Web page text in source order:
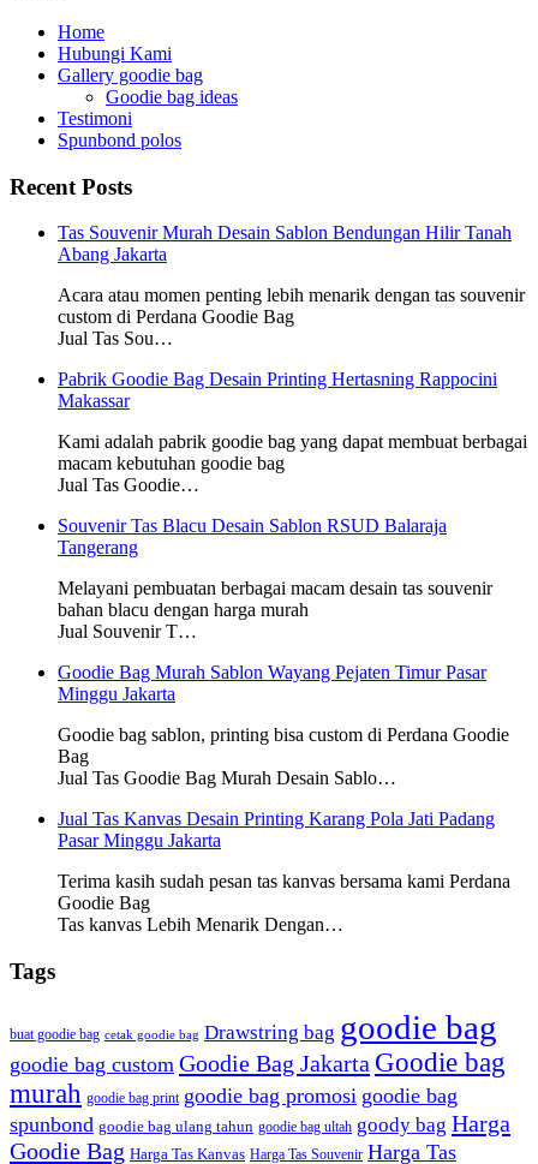
Home
Hubungi Kami
Gallery goodie bag
Goodie bag ideas
Testimoni
Spunbond polos
Recent Posts
Tas Souvenir Murah Desain Sablon Bendungan Hilir Tanah
Abang Jakarta
Acara atau momen penting lebih menarik dengan tas souvenir
custom di Perdana Goodie Bag
Jual Tas Sou…
Pabrik Goodie Bag Desain Printing Hertasning Rappocini
Makassar
Kami adalah pabrik goodie bag yang dapat membuat berbagai
macam kebutuhan goodie bag
Jual Tas Goodie…
Souvenir Tas Blacu Desain Sablon RSUD Balaraja
Tangerang
Melayani pembuatan berbagai macam desain tas souvenir
bahan blacu dengan harga murah
Jual Souvenir T…
Goodie Bag Murah Sablon Wayang Pejaten Timur Pasar
Minggu Jakarta
Goodie bag sablon, printing bisa custom di Perdana Goodie
Bag
Jual Tas Goodie Bag Murah Desain Sablo…
Jual Tas Kanvas Desain Printing Karang Pola Jati Padang
Pasar Minggu Jakarta
Terima kasih sudah pesan tas kanvas bersama kami Perdana
Goodie Bag
Tas kanvas Lebih Menarik Dengan…
Tags
buat goodie bag cetak goodie bag Drawstring bag goodie bag
goodie bag custom Goodie Bag Jakarta Goodie bag
murah goodie bag print goodie bag promosi goodie bag
spunbond goodie bag ulang tahun goodie bag ultah goody bag Harga
Goodie Bag Harga Tas Kanvas Harga Tas Souvenir Harga Tas